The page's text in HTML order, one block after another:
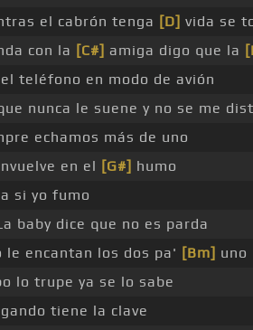
el cabrón tenga [D] vida se
con la [C#] amiga digo que la
teléfono en modo de avión
nunca le suene y no se me
echamos más de uno
en el [G#] humo
si yo fumo
baby dice que no es parda
le encantan los dos pa' [Bm] uno
lo trupe ya se lo sabe
tiene la clave